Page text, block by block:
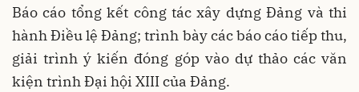
Báo cáo tổng kết công tác xây dựng Đảng và thi
hành Điều lệ Đảng; trình bày các báo cáo tiếp thu,
giải trình ý kiến đóng góp vào dự thảo các văn
kiện trình Đại hội XIII của Đảng.